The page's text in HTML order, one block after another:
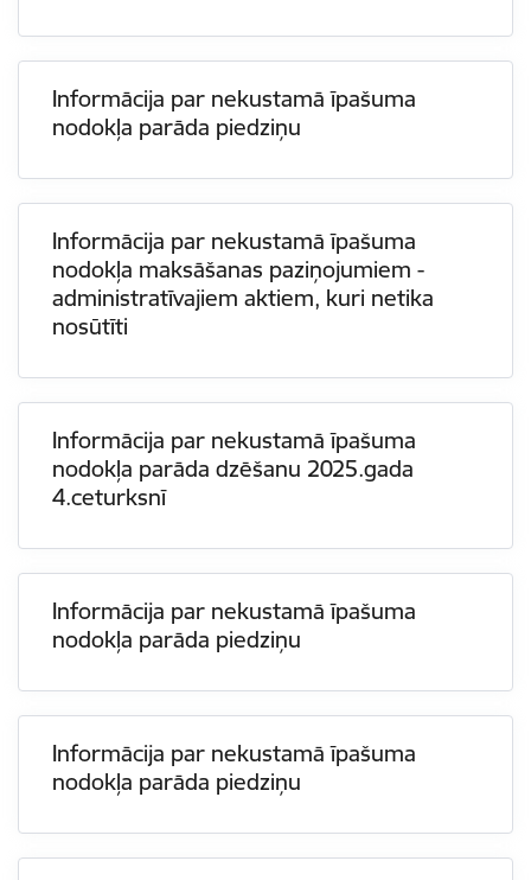
Informācija par nekustamā īpašuma
nodokļa parāda piedziņu
Informācija par nekustamā īpašuma
nodokļa maksāšanas paziņojumiem -
administratīvajiem aktiem, kuri netika
nosūtīti
Informācija par nekustamā īpašuma
nodokļa parāda dzēšanu 2025.gada
4.ceturksnī
Informācija par nekustamā īpašuma
nodokļa parāda piedziņu
Informācija par nekustamā īpašuma
nodokļa parāda piedziņu